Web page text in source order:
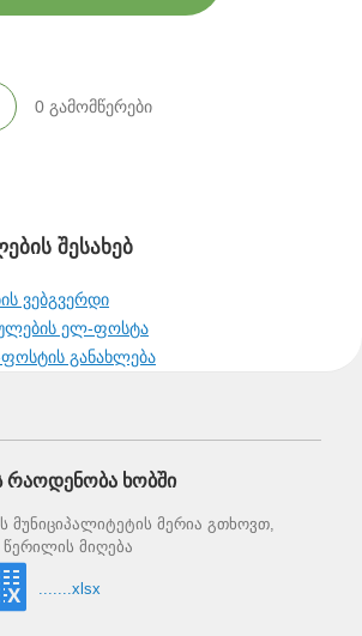
0 გამომწერები
შესახებ
ვებგვერდი
ელ-ფოსტა
განახლება
რაოდენობა ხობში
მუნიციპალიტეტის მერია გთხოვთ,
მიღება
.......xlsx